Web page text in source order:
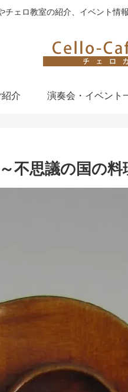
チェロ教室の紹介、イベント情
介 演奏会・イベント
議の国の料